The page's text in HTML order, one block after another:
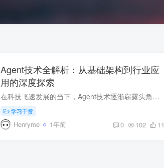
Agent技术全解析：从基础架构到行业应
用的深度探索
在科技飞速发展的当下，Agent技术逐渐崭露头角，成为推动各领域创新变革的关键力量。从智能客服到智慧工厂，从操作系统交互到复杂业务流程自动化，Agent正以前所未有的速度融入我们的工作和生活...
学习干货
Henryme 1年前 0 102 11